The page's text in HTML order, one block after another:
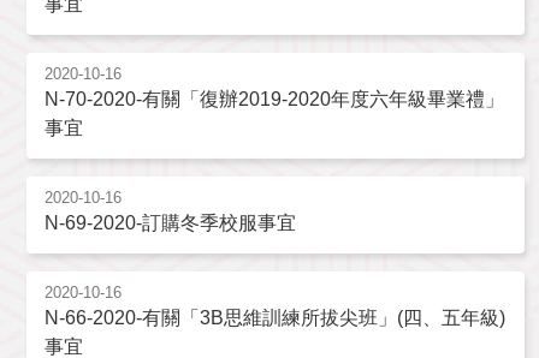
2020-10-16
N-70-2020-有關「復辦2019-2020年度六年級畢業禮」
事宜
2020-10-16
N-69-2020-訂購冬季校服事宜
2020-10-16
N-66-2020-有關「3B思維訓練所拔尖班」(四、五年級)
事宜